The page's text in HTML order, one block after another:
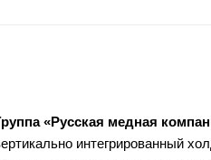
«Русская медная
интегрированный